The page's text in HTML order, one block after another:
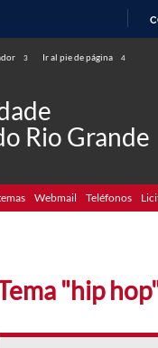
3 Ir al pie de página 4
Rio Grande
Webmail Teléfonos
"hip